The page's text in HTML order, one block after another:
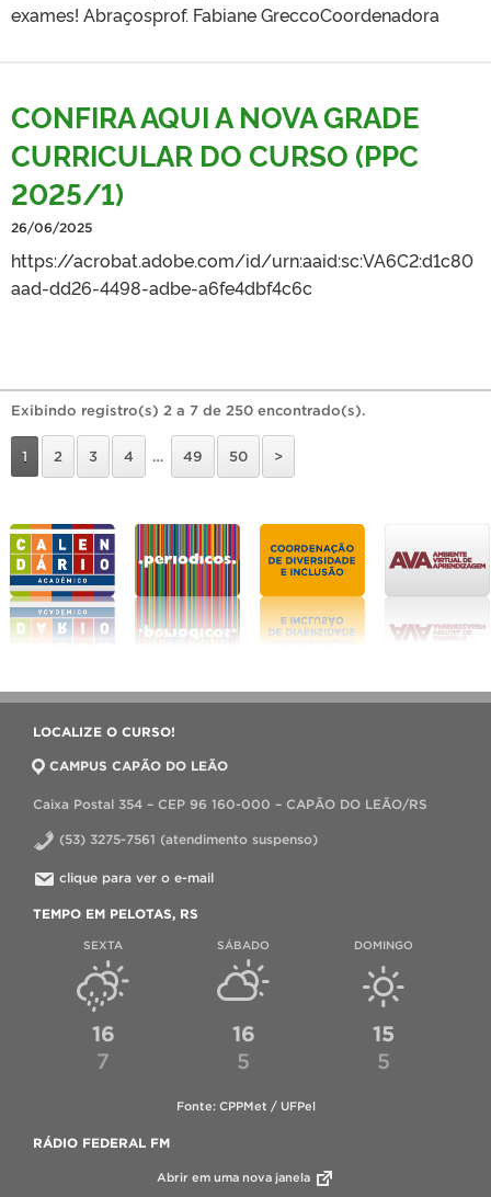
exames! Abraçosprof. Fabiane Grecco​​​​​​​Coordenadora
CONFIRA AQUI A NOVA GRADE
CURRICULAR DO CURSO (PPC
2025/1)
26/06/2025
https://acrobat.adobe.com/id/urn:aaid:sc:VA6C2:d1c80
aad-dd26-4498-adbe-a6fe4dbf4c6c
Exibindo registro(s) 2 a 7 de 250 encontrado(s).
1 2 3 4 … 49 50 >
LOCALIZE O CURSO!
CAMPUS CAPÃO DO LEÃO
Caixa Postal 354 – CEP 96 160-000 – CAPÃO DO LEÃO/RS
(53) 3275-7561 (atendimento suspenso)
clique para ver o e-mail
TEMPO EM PELOTAS, RS
SEXTA
16
7
SÁBADO
16
5
DOMINGO
15
5
Fonte: CPPMet / UFPel
RÁDIO FEDERAL FM
Abrir em uma nova janela